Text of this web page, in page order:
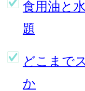
食用油と
題
どこまで
か